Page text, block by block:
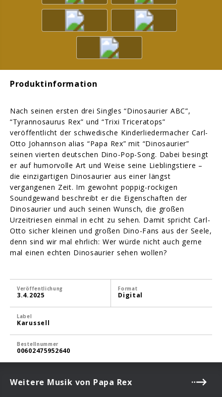
Produktinformation
Nach seinen ersten drei Singles “Dinosaurier ABC”,
“Tyrannosaurus Rex” und “Trixi Triceratops”
veröffentlicht der schwedische Kinderliedermacher Carl-
Otto Johannson alias “Papa Rex” mit “Dinosaurier”
seinen vierten deutschen Dino-Pop-Song. Dabei besingt
er auf humorvolle Art und Weise seine Lieblingstiere –
die einzigartigen Dinosaurier aus einer längst
vergangenen Zeit. Im gewohnt poppig-rockigen
Soundgewand beschreibt er die Eigenschaften der
Dinosaurier und auch seinen Wunsch, die großen
Urzeitriesen einmal in echt zu sehen. Damit spricht Carl-
Otto sicher kleinen und großen Dino-Fans aus der Seele,
denn sind wir mal ehrlich: Wer würde nicht auch gerne
mal einen echten Dinosaurier sehen wollen?
Veröffentlichung
3.4.2025
Format
Digital
Label
Karussell
Bestellnummer
00602475952640
Weitere Musik von Papa Rex